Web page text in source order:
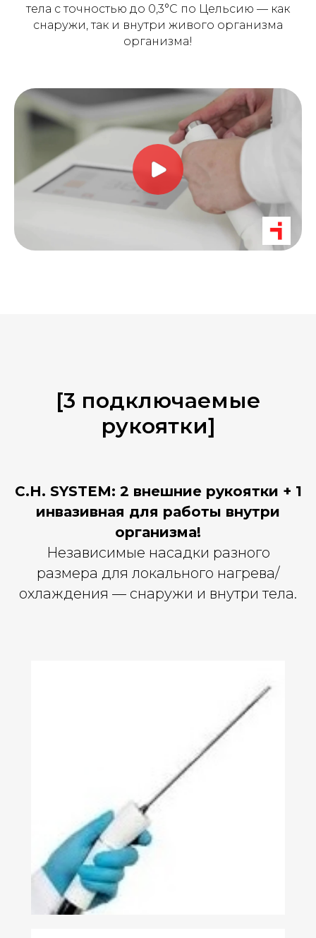
тела с точностью до 0,3°C по Цельсию — как
снаружи, так и внутри живого организма
организма!
[3 подключаемые
рукоятки]
C.H. SYSTEM: 2 внешние рукоятки + 1
инвазивная для работы внутри
организма!
Независимые насадки разного
размера для локального нагрева/
охлаждения — снаружи и внутри тела.